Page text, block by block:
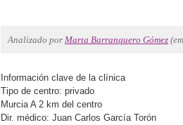
Analizado por Marta Barranquero Gómez
Información clave de la clínica
Tipo de centro: privado
Murcia A 2 km del centro
Dir. médico: Juan Carlos García Torón